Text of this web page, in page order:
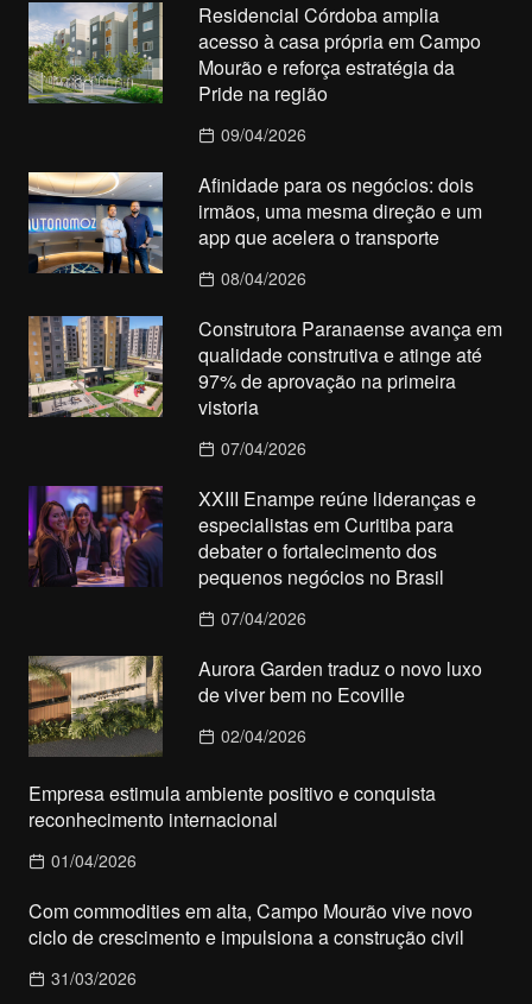
Residencial Córdoba amplia
acesso à casa própria em Campo
Mourão e reforça estratégia da
Pride na região
09/04/2026
Afinidade para os negócios: dois
irmãos, uma mesma direção e um
app que acelera o transporte
08/04/2026
Construtora Paranaense avança em
qualidade construtiva e atinge até
97% de aprovação na primeira
vistoria
07/04/2026
XXIII Enampe reúne lideranças e
especialistas em Curitiba para
debater o fortalecimento dos
pequenos negócios no Brasil
07/04/2026
Aurora Garden traduz o novo luxo
de viver bem no Ecoville
02/04/2026
Empresa estimula ambiente positivo e conquista
reconhecimento internacional
01/04/2026
Com commodities em alta, Campo Mourão vive novo
ciclo de crescimento e impulsiona a construção civil
31/03/2026